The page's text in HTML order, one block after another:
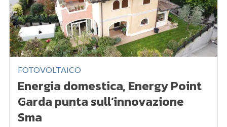
FOTOVOLTAICO
Energia domestica, Energy Point
Garda punta sull’innovazione
Sma